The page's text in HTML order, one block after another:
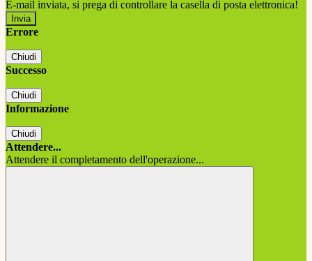
E-mail inviata, si prega di controllare la casella di posta elettronica!
Errore
Chiudi
Successo
Chiudi
Informazione
Chiudi
Attendere...
Attendere il completamento dell'operazione...